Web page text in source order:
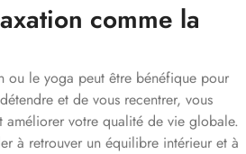
comme la
ou le yoga peut être bénéfique pour
et de vous recentrer, vous
améliorer votre qualité de vie globale.
à retrouver un équilibre intérieur et à